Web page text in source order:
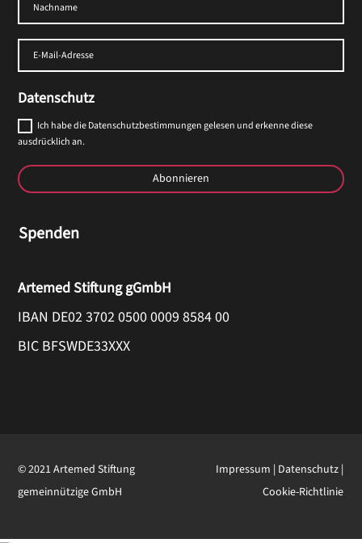
Datenschutz
Ich habe die Datenschutzbestimmungen gelesen und erkenne diese
ausdrücklich an.
Abonnieren
Spenden
Artemed Stiftung gGmbH
IBAN DE02 3702 0500 0009 8584 00
BIC BFSWDE33XXX
© 2021 Artemed Stiftung
gemeinnützige GmbH
Impressum | Datenschutz |
Cookie-Richtlinie